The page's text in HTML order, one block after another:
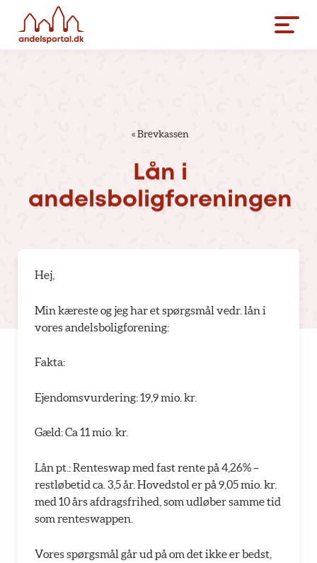
«Brevkassen
Lån i
andelsboligforeningen
Hej,
Min kæreste og jeg har et spørgsmål vedr. lån i
vores andelsboligforening:
Fakta:
Ejendomsvurdering: 19,9 mio. kr.
Gæld: Ca 11 mio. kr.
Lån pt.: Renteswap med fast rente på 4,26% –
restløbetid ca. 3,5 år. Hovedstol er på 9,05 mio. kr.
med 10 års afdragsfrihed, som udløber samme tid
som renteswappen.
Vores spørgsmål går ud på om det ikke er bedst,